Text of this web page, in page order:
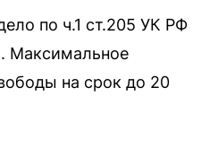
по ч.1 ст.205 УК РФ
Максимальное
на срок до 20